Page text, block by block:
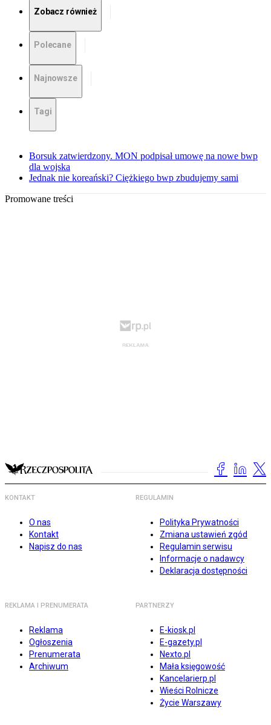
Zobacz również
Polecane
Najnowsze
Tagi
Borsuk zatwierdzony. MON podpisał umowę na nowe bwp
dla wojska
Jednak nie koreański? Ciężkiego bwp zbudujemy sami
Promowane treści
KONTAKT
O nas
Kontakt
Napisz do nas
REGULAMIN
Polityka Prywatności
Zmiana ustawień zgód
Regulamin serwisu
Informacje o nadawcy
Deklaracja dostępności
REKLAMA I PRENUMERATA
Reklama
Ogłoszenia
Prenumerata
Archiwum
PARTNERZY
E-kiosk.pl
E-gazety.pl
Nexto.pl
Mała księgowość
Kancelarierp.pl
Wieści Rolnicze
Życie Warszawy